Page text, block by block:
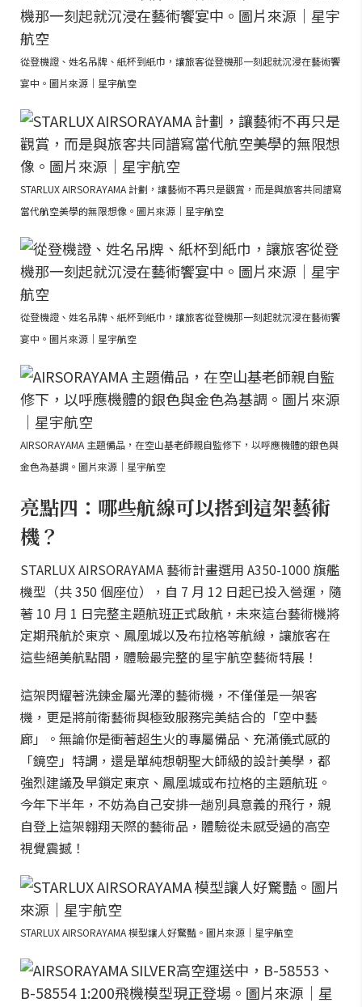
從登機證、姓名吊牌、紙杯到紙巾，讓旅客從登機那一刻起就沉浸在藝術饗
宴中。圖片來源｜星宇航空
STARLUX AIRSORAYAMA 計劃，讓藝術不再只是觀賞，而是與旅客共同譜寫
當代航空美學的無限想像。圖片來源｜星宇航空
從登機證、姓名吊牌、紙杯到紙巾，讓旅客從登機那一刻起就沉浸在藝術饗
宴中。圖片來源｜星宇航空
AIRSORAYAMA 主題備品，在空山基老師親自監修下，以呼應機體的銀色與
金色為基調。圖片來源｜星宇航空
亮點四：哪些航線可以搭到這架藝術
機？
STARLUX AIRSORAYAMA 藝術計畫選用 A350-1000 旗艦
機型（共 350 個座位），自 7 月 12 日起已投入營運，隨
著 10 月 1 日完整主題航班正式啟航，未來這台藝術機將
定期飛航於東京、鳳凰城以及布拉格等航線，讓旅客在
這些絕美航點間，體驗最完整的星宇航空藝術特展！
這架閃耀著洗鍊金屬光澤的藝術機，不僅僅是一架客
機，更是將前衛藝術與極致服務完美結合的「空中藝
廊」。無論你是衝著超生火的專屬備品、充滿儀式感的
「鏡空」特調，還是單純想朝聖大師級的設計美學，都
強烈建議及早鎖定東京、鳳凰城或布拉格的主題航班。
今年下半年，不妨為自己安排一趟別具意義的飛行，親
自登上這架翱翔天際的藝術品，體驗從未感受過的高空
視覺震撼！
STARLUX AIRSORAYAMA 模型讓人好驚豔。圖片來源｜星宇航空